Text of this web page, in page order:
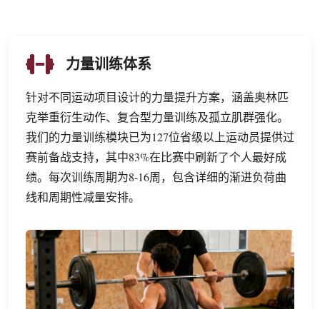
力量训练体系
针对不同运动项目设计的力量提升方案，涵盖奥林匹
克举重衍生动作、复合型力量训练及孤立肌群强化。
我们的力量训练模块已为127位省级以上运动员提供过
赛前备战支持，其中83%在比赛中刷新了个人最好成
绩。每次训练周期为8-16周，包含详细的渐进负荷曲
线和周期性减量安排。